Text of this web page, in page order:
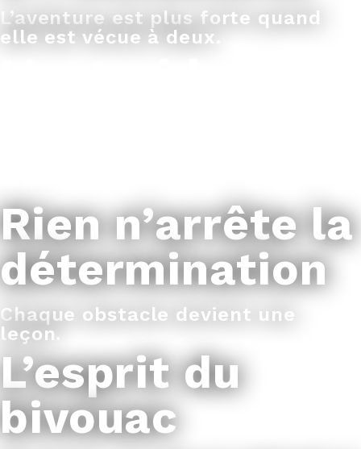
L’aventure est plus forte quand
elle est vécue à deux.
Rien n’arrête la
détermination
Chaque obstacle devient une
leçon.
L’esprit du
bivouac